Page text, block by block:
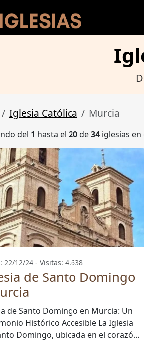
Iglesia Católica Murcia
del 1 hasta el 20de34 iglesias
22/12/24 - Visitas: 4.638
de Santo Domingo
de Santo Domingo en Murcia: Un
Histórico Accesible La Iglesia
Domingo, ubicada en el corazón